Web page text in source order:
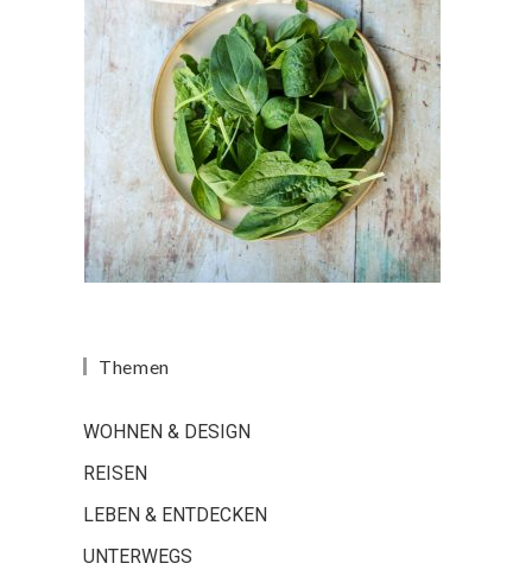
Themen
WOHNEN & DESIGN
REISEN
LEBEN & ENTDECKEN
UNTERWEGS